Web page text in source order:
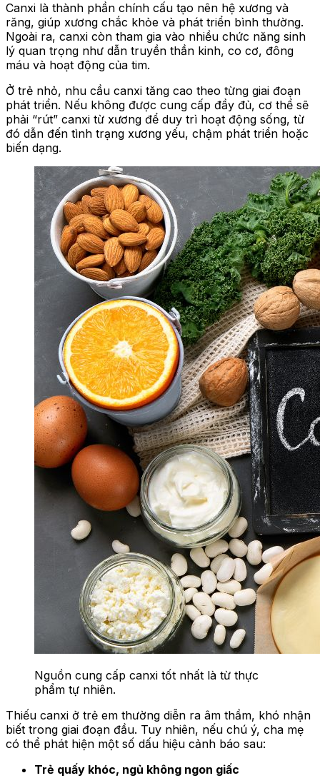
Canxi là thành phần chính cấu tạo nên hệ xương và
răng, giúp xương chắc khỏe và phát triển bình thường.
Ngoài ra, canxi còn tham gia vào nhiều chức năng sinh
lý quan trọng như dẫn truyền thần kinh, co cơ, đông
máu và hoạt động của tim.
Ở trẻ nhỏ, nhu cầu canxi tăng cao theo từng giai đoạn
phát triển. Nếu không được cung cấp đầy đủ, cơ thể sẽ
phải “rút” canxi từ xương để duy trì hoạt động sống, từ
đó dẫn đến tình trạng xương yếu, chậm phát triển hoặc
biến dạng.
Nguồn cung cấp canxi tốt nhất là từ thực
phẩm tự nhiên.
Thiếu canxi ở trẻ em thường diễn ra âm thầm, khó nhận
biết trong giai đoạn đầu. Tuy nhiên, nếu chú ý, cha mẹ
có thể phát hiện một số dấu hiệu cảnh báo sau:
Trẻ quấy khóc, ngủ không ngon giấc